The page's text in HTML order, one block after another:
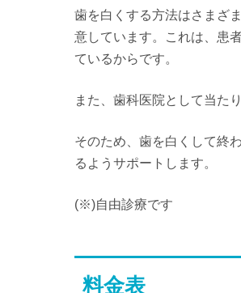
歯を白くする方法はさまざ
意しています。これは、患
ているからです。
また、歯科医院として当た
そのため、歯を白くして終
るようサポートします。
(※)自由診療です
料金表